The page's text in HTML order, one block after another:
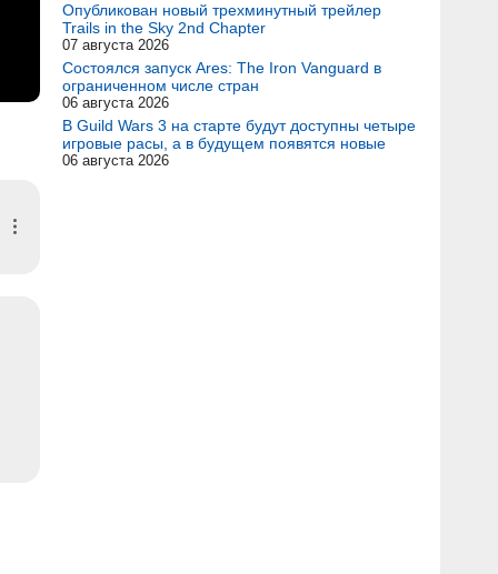
Опубликован новый трехминутный трейлер
Trails in the Sky 2nd Chapter
07 августа 2026
Состоялся запуск Ares: The Iron Vanguard в
ограниченном числе стран
06 августа 2026
В Guild Wars 3 на старте будут доступны четыре
игровые расы, а в будущем появятся новые
06 августа 2026